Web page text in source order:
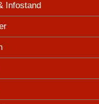
Infostand